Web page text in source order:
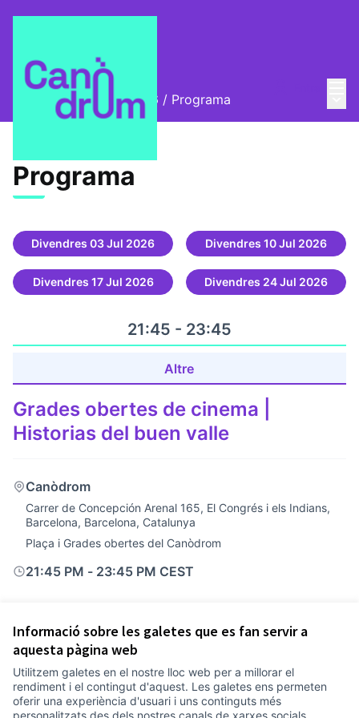
Informació sobre les galetes que es fan servir a
aquesta pàgina web
Utilitzem galetes en el nostre lloc web per a millorar el
rendiment i el contingut d'aquest. Les galetes ens permeten
oferir una experiència d'usuari i uns continguts més
personalitzats des dels nostres canals de xarxes socials.
Grades de cinema 2026 / Programa
Programa
Divendres 03 Jul 2026 Divendres 10 Jul 2026
Divendres 17 Jul 2026 Divendres 24 Jul 2026
21:45 - 23:45
Altre
Grades obertes de cinema |
Historias del buen valle
Canòdrom
Carrer de Concepción Arenal 165, El Congrés i els Indians,
Barcelona, Barcelona, Catalunya
Plaça i Grades obertes del Canòdrom
21:45 PM - 23:45 PM CEST
Termes i condicions d'ús
Configuració de les galetes
Comunitat Canòdrom a Facebook
(Link externo)
Comunitat Canòdrom a Instagram
(Link externo)
Comunitat Canòdrom a YouTube
(Link externo)
Català
Triar la llengua Elegir el idiomaChoose language